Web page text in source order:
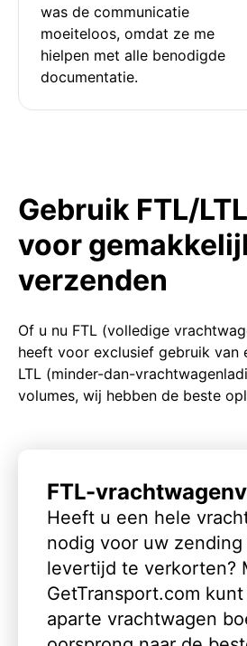
was de communicatie
moeiteloos, omdat ze me
hielpen met alle benodigde
documentatie.
Gebruik FTL/
voor
verzenden
Of u nu FTL (volledige
heeft voor exclusief gebruik van
LTL (minder-dan-
volumes, wij hebben de beste
FTL-
Heeft u een hele
nodig voor uw zending
levertijd te verkorten?
GetTransport.com
aparte vrachtwagen